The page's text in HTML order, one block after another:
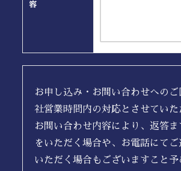
容
お申し込み・お問い合わせへのご
社営業時間内の対応とさせていた
お問い合わせ内容により、返答ま
をいただく場合や、お電話にてご
いただく場合もございますこと予